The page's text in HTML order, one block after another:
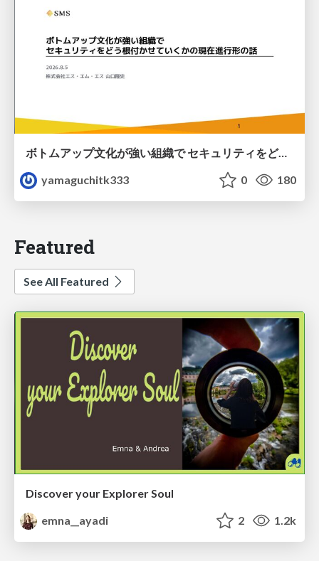
ボトムアップ文化が強い組織で セキュリティをどう根付かせていくかの現在進行形の話 / Making Security Stick in a Bottom-Up Organization
yamaguchitk333
0 180
Featured
See All Featured
Discover your Explorer Soul
emna__ayadi
2 1.2k